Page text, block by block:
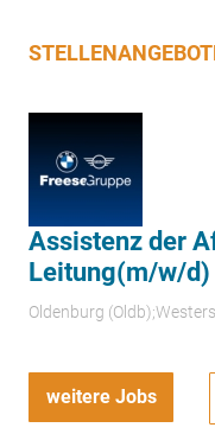
Assistenz der
Leitung(m/w/d)
Oldenburg
weitere Jobs